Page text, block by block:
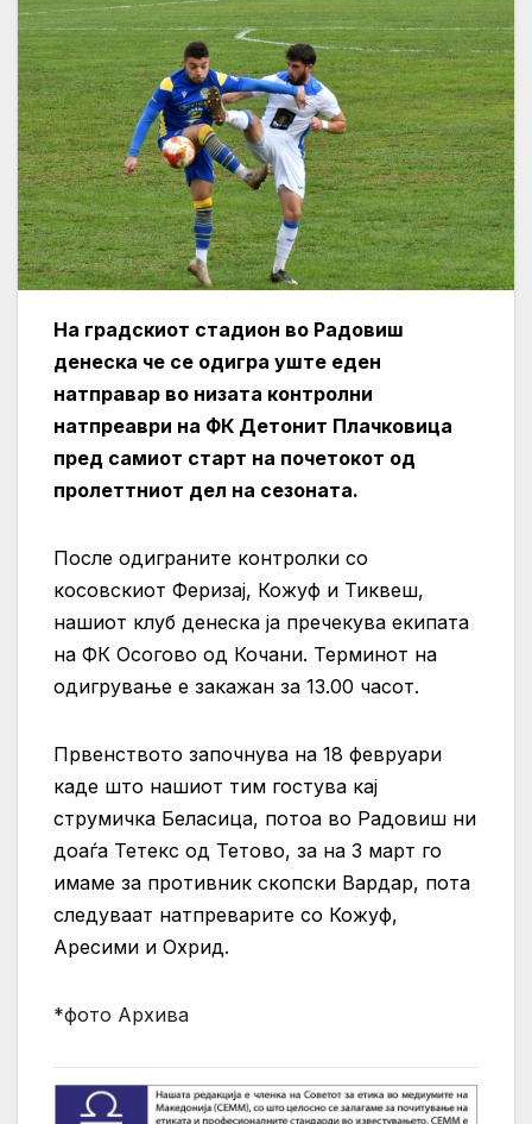
На градскиот стадион во Радовиш
денеска че се одигра уште еден
натправар во низата контролни
натпреаври на ФК Детонит Плачковица
пред самиот старт на почетокот од
пролеттниот дел на сезоната.
После одиграните контролки со
косовскиот Феризај, Кожуф и Тиквеш,
нашиот клуб денеска ја пречекува екипата
на ФК Осогово од Кочани. Терминот на
одигрување е закажан за 13.00 часот.
Првенството започнува на 18 февруари
каде што нашиот тим гостува кај
струмичка Беласица, потоа во Радовиш ни
доаѓа Тетекс од Тетово, за на 3 март го
имаме за противник скопски Вардар, пота
следуваат натпреварите со Кожуф,
Аресими и Охрид.
*фото Архива